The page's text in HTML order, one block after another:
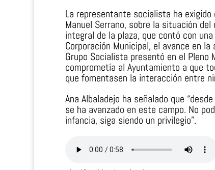
La representante socialista ha
Manuel Serrano, sobre la situación
integral de la plaza, que contó con
Corporación Municipal, el avance en
Grupo Socialista presentó en el Pleno
comprometía al Ayuntamiento a que
que fomentasen la interacción entre
Ana Albaladejo ha señalado que
se ha avanzado en este campo. No
infancia, siga siendo un privilegio”.